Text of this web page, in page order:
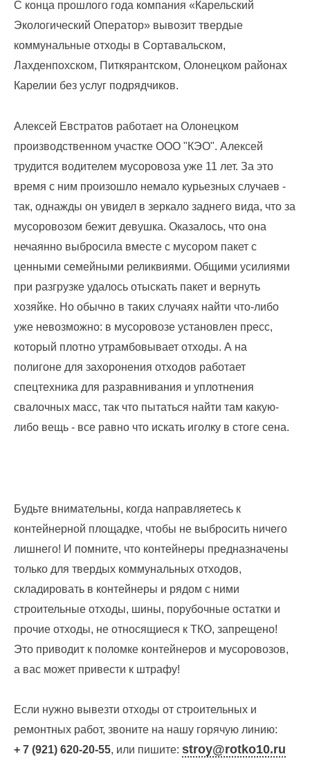
по
обращению
с
ТКО
юридических
(договоры,
допсоглашения):
(8142)
79-82-
86
info@rotko10.ru
;
Для
юридических
лиц
по
платежным
документам
смена
почтового
адреса,
сверок;
просьба
запросах
обязательно
указывать
договора)
запросы
направлять
на
эл.
;
Для
физических
С конца прошлого года компания «Карельский
Экологический Оператор» вывозит твердые
коммунальные отходы в Сортавальском,
Лахденпохском, Питкярантском, Олонецком районах
Карелии без услуг подрядчиков.
Алексей Евстратов работает на Олонецком
производственном участке ООО "КЭО". Алексей
трудится водителем мусоровоза уже 11 лет. За это
время с ним произошло немало курьезных случаев -
так, однажды он увидел в зеркало заднего вида, что за
мусоровозом бежит девушка. Оказалось, что она
нечаянно выбросила вместе с мусором пакет с
ценными семейными реликвиями. Общими усилиями
при разгрузке удалось отыскать пакет и вернуть
хозяйке. Но обычно в таких случаях найти что-либо
уже невозможно: в мусоровозе установлен пресс,
который плотно утрамбовывает отходы. А на
полигоне для захоронения отходов работает
спецтехника для разравнивания и уплотнения
свалочных масс, так что пытаться найти там какую-
либо вещь - все равно что искать иголку в стоге сена.
Будьте внимательны, когда направляетесь к
контейнерной площадке, чтобы не выбросить ничего
лишнего! И помните, что контейнеры предназначены
только для твердых коммунальных отходов,
складировать в контейнеры и рядом с ними
строительные отходы, шины, порубочные остатки и
прочие отходы, не относящиеся к ТКО, запрещено!
Это приводит к поломке контейнеров и мусоровозов,
а вас может привести к штрафу!
Если нужно вывезти отходы от строительных и
ремонтных работ, звоните на нашу горячую линию:
+ 7 (921) 620-20-55, или пишите: stroy@rotko10.ru